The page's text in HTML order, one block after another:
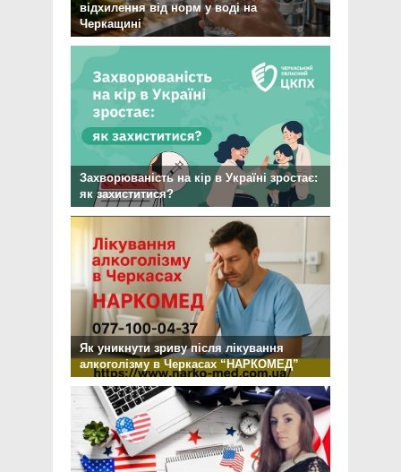
відхилення від норм у воді на
Черкащині
Захворюваність на кір в Україні зростає:
як захиститися?
Як уникнути зриву після лікування
алкоголізму в Черкасах “НАРКОМЕД”